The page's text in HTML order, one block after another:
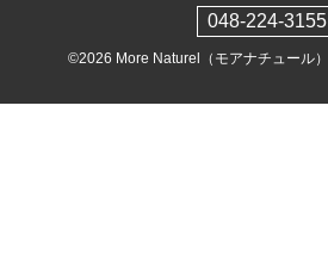
048-224-3155
©2026 More Naturel（モアナチュール）